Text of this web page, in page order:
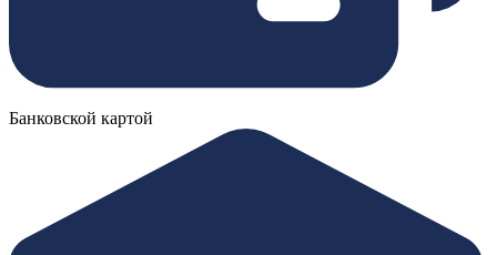
Банковской картой